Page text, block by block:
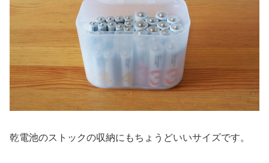
乾電池のストックの収納にもちょうどいいサイズです。